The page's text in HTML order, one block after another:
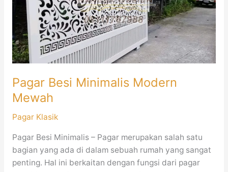
Pagar Besi Minimalis Modern
Mewah
Pagar Klasik
Pagar Besi Minimalis – Pagar merupakan salah satu
bagian yang ada di dalam sebuah rumah yang sangat
penting. Hal ini berkaitan dengan fungsi dari pagar
Mewah